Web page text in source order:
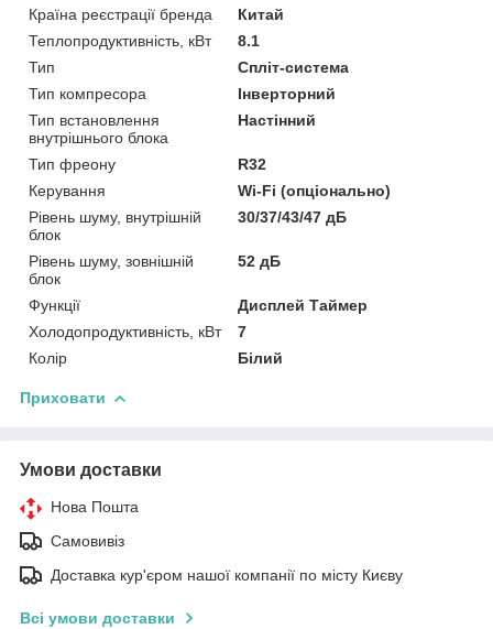
Країна реєстрації бренда
Китай
Теплопродуктивність, кВт
8.1
Тип
Спліт-система
Тип компресора
Інверторний
Тип встановлення
внутрішнього блока
Настінний
Тип фреону
R32
Керування
Wi-Fi (опціонально)
Рівень шуму, внутрішній
блок
30/37/43/47 дБ
Рівень шуму, зовнішній
блок
52 дБ
Функції
Дисплей Таймер
Холодопродуктивність, кВт
7
Колір
Білий
Приховати
Умови доставки
Нова Пошта
Самовивіз
Доставка кур'єром нашої компанії по місту Києву
Всі умови доставки